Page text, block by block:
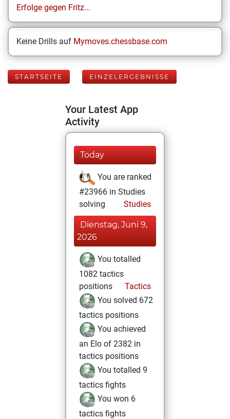
Erfolge gegen Fritz...
Keine Drills auf Mymoves.chessbase.com
STARTSEITE EINZELERGEBNISSE
Your Latest App
Activity
Today
You are ranked
#23966 in Studies
solving
Studies
Dienstag, Juni 9,
2026
You totalled
1082 tactics
positions
Tactics
You solved 672
tactics positions
You achieved
an Elo of 2382 in
tactics positions
You totalled 9
tactics fights
You won 6
tactics fights